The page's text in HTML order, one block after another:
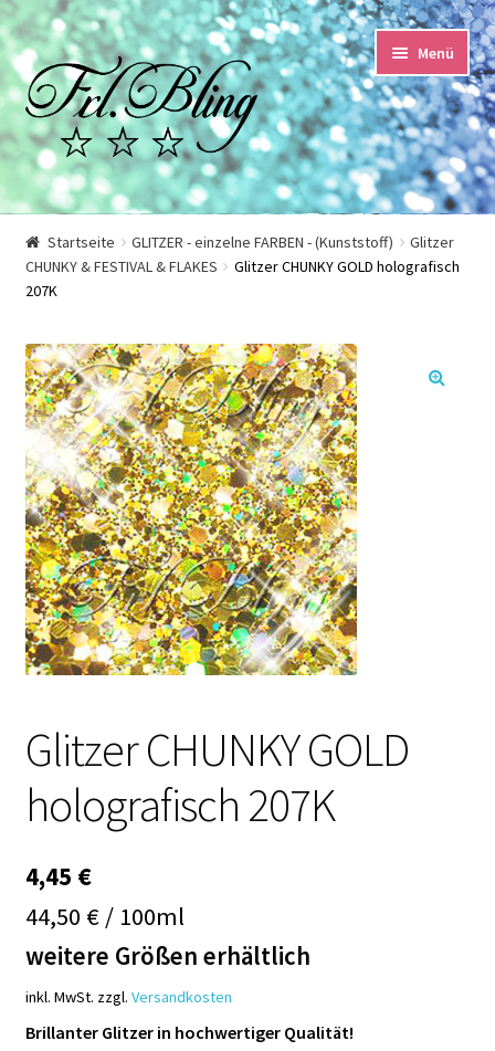
Zur
Navigation
springen
Springe
zum
Inhalt
Menü
Start
AGB und Kundeninformationen
Echtheit von Bewertungen
Impressum
Kasse
Mein Konto
Produktinfos
Versandbedingungen
Vertrag widerrufen
Warenkorb
Zahlungsbedingungen
Startseite GLITZER - einzelne FARBEN - (Kunststoff)
Glitzer
CHUNKY & FESTIVAL & FLAKES
Glitzer CHUNKY GOLD holografisch
207K
Glitzer CHUNKY GOLD
holografisch 207K
4,45 €
44,50 € / 100ml
weitere Größen erhältlich
inkl. MwSt. zzgl. Versandkosten
Brillanter Glitzer in hochwertiger Qualität!